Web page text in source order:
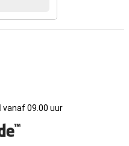
vanaf 09.00 uur